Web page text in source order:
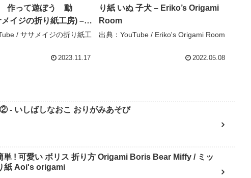
って遊ぼう 動
イジの折り紙工房) –
の折り紙工房
/ ササメイジの折り紙工
2023.11.17
り紙 いぬ 子犬 – Eriko’s Origami
Room
出典：YouTube / Eriko's Origami Room
2022.05.08
折り紙 / 柴犬 / 犬のおりがみ② - いしばしなおこ おりがみあそび
! 可愛い ボリス 折り方 Origami Boris Bear Miffy / ミッ
紙 Aoi's origami